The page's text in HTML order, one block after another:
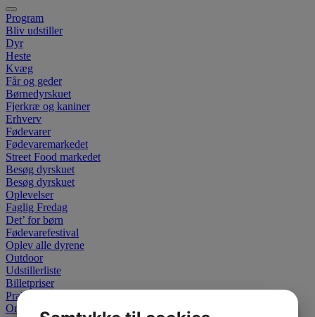
Program
Bliv udstiller
Dyr
Heste
Kvæg
Får og geder
Børnedyrskuet
Fjerkræ og kaniner
Erhverv
Fødevarer
Fødevaremarkedet
Street Food markedet
Besøg dyrskuet
Besøg dyrskuet
Oplevelser
Faglig Fredag
Det’ for børn
Fødevarefestival
Oplev alle dyrene
Outdoor
Udstillerliste
Billetpriser
Praktisk information
Om dyrskuet